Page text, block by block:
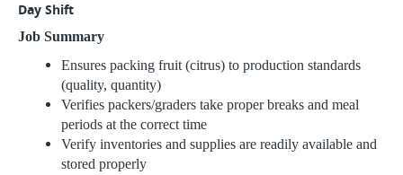
Day Shift
Job Summary
Ensures packing fruit (citrus) to production standards
(quality, quantity)
Verifies packers/graders take proper breaks and meal
periods at the correct time
Verify inventories and supplies are readily available and
stored properly